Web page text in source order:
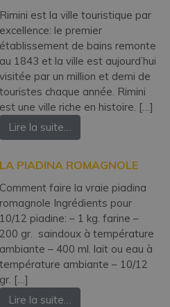
Rimini est la ville touristique par
excellence: le premier
établissement de bains remonte
au 1843 et la ville est aujourd’hui
visitée par un million et demi de
touristes chaque année. Rimini
est une ville riche en histoire. […]
Lire la suite…
LA PIADINA ROMAGNOLE
Comment faire la vraie piadina
romagnole Ingrédients pour
10/12 piadine: – 1 kg. farine –
200 gr. saindoux à température
ambiante – 400 ml. lait ou eau à
température ambiante – 10/12
gr. […]
Lire la suite…